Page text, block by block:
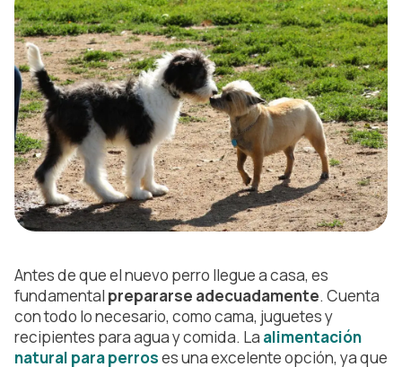
Antes de que el nuevo perro llegue a casa, es
fundamental prepararse adecuadamente. Cuenta
con todo lo necesario, como cama, juguetes y
recipientes para agua y comida. La alimentación
natural para perroses una excelente opción, ya que